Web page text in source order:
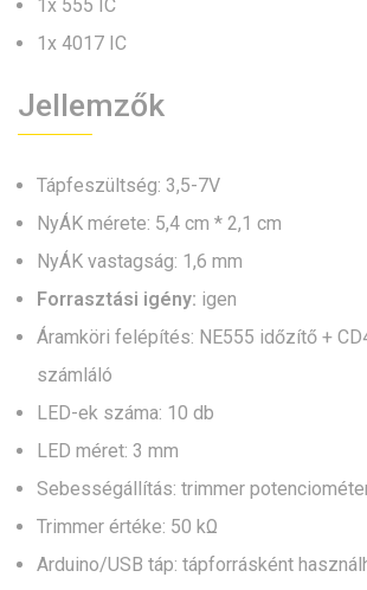
1x 555 IC
1x 4017 IC
Jellemzők
Tápfeszültség: 3,5-7V
NyÁK mérete: 5,4 cm * 2,1 cm
NyÁK vastagság: 1,6 mm
Forrasztási igény: igen
Áramköri felépítés: NE555 időzítő +
számláló
LED-ek száma: 10 db
LED méret: 3 mm
Sebességállítás: trimmer
Trimmer értéke: 50 kΩ
Arduino/USB táp: tápforrásként